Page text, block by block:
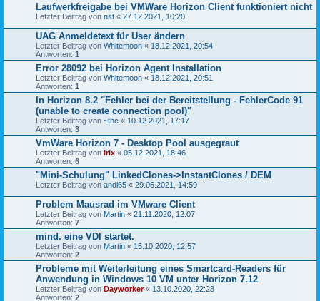
Laufwerkfreigabe bei VMWare Horizon Client funktioniert nicht
Letzter Beitrag von nst « 27.12.2021, 10:20
UAG Anmeldetext für User ändern
Letzter Beitrag von Whitemoon « 18.12.2021, 20:54
Antworten: 1
Error 28092 bei Horizon Agent Installation
Letzter Beitrag von Whitemoon « 18.12.2021, 20:51
Antworten: 1
In Horizon 8.2 "Fehler bei der Bereitstellung - FehlerCode 91
(unable to create connection pool)"
Letzter Beitrag von ~thc « 10.12.2021, 17:17
Antworten: 3
VmWare Horizon 7 - Desktop Pool ausgegraut
Letzter Beitrag von irix « 05.12.2021, 18:46
Antworten: 6
"Mini-Schulung" LinkedClones->InstantClones / DEM
Letzter Beitrag von andi65 « 29.06.2021, 14:59
Problem Mausrad im VMware Client
Letzter Beitrag von Martin « 21.11.2020, 12:07
Antworten: 7
mind. eine VDI startet.
Letzter Beitrag von Martin « 15.10.2020, 12:57
Antworten: 2
Probleme mit Weiterleitung eines Smartcard-Readers für
Anwendung in Windows 10 VM unter Horizon 7.12
Letzter Beitrag von Dayworker« 13.10.2020, 22:23
Antworten: 2